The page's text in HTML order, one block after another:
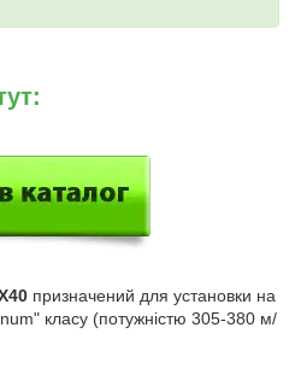
призначений для установки на
класу (потужністю 305-380 м/